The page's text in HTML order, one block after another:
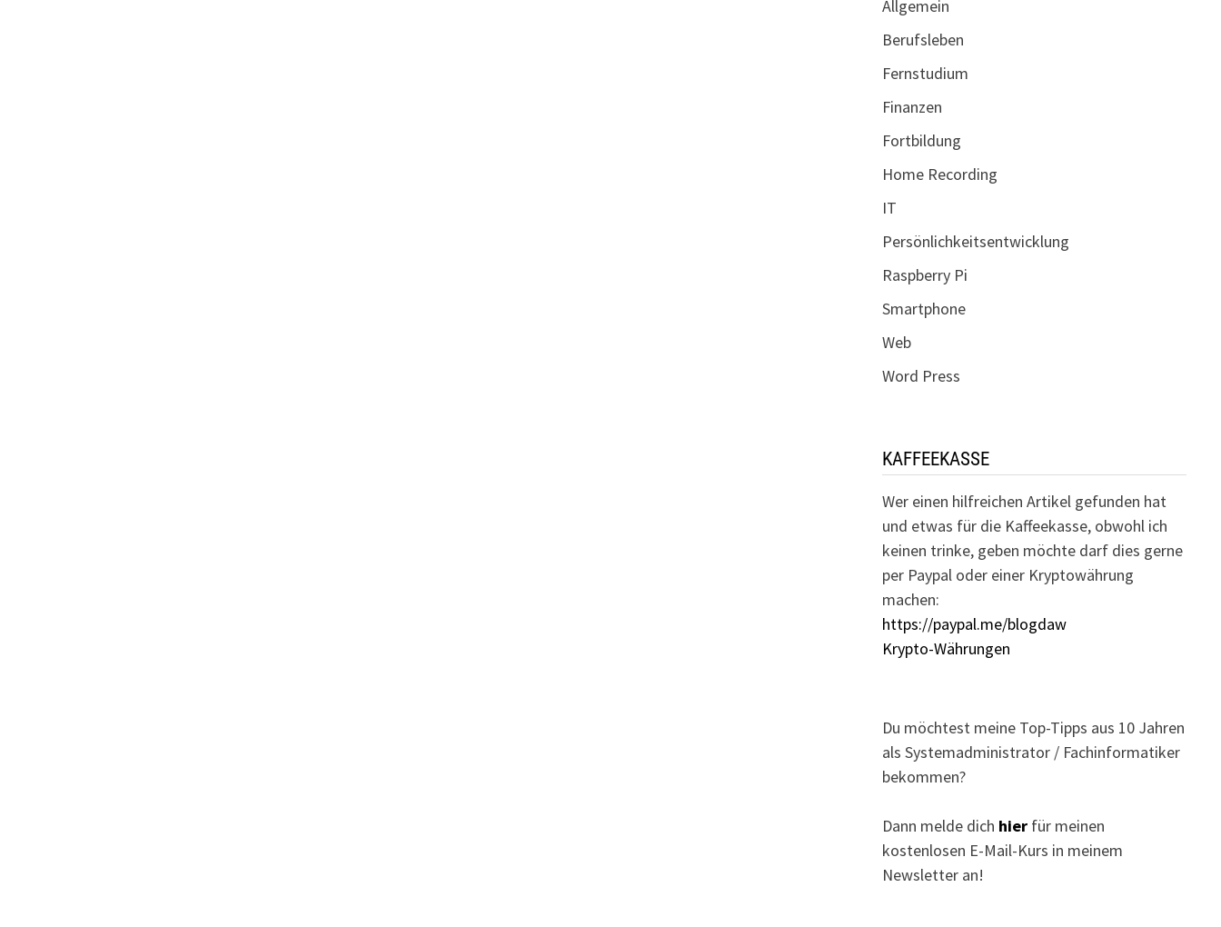
Allgemein
Berufsleben
Fernstudium
Finanzen
Fortbildung
Home Recording
IT
Persönlichkeitsentwicklung
Raspberry Pi
Smartphone
Web
Word Press
KAFFEEKASSE
Wer einen hilfreichen Artikel gefunden hat
und etwas für die Kaffeekasse, obwohl ich
keinen trinke, geben möchte darf dies gerne
per Paypal oder einer Kryptowährung
machen:
https://paypal.me/blogdaw
Krypto-Währungen
Du möchtest meine Top-Tipps aus 10 Jahren
als Systemadministrator / Fachinformatiker
bekommen?
Dann melde dich hierfür meinen
kostenlosen E-Mail-Kurs in meinem
Newsletter an!